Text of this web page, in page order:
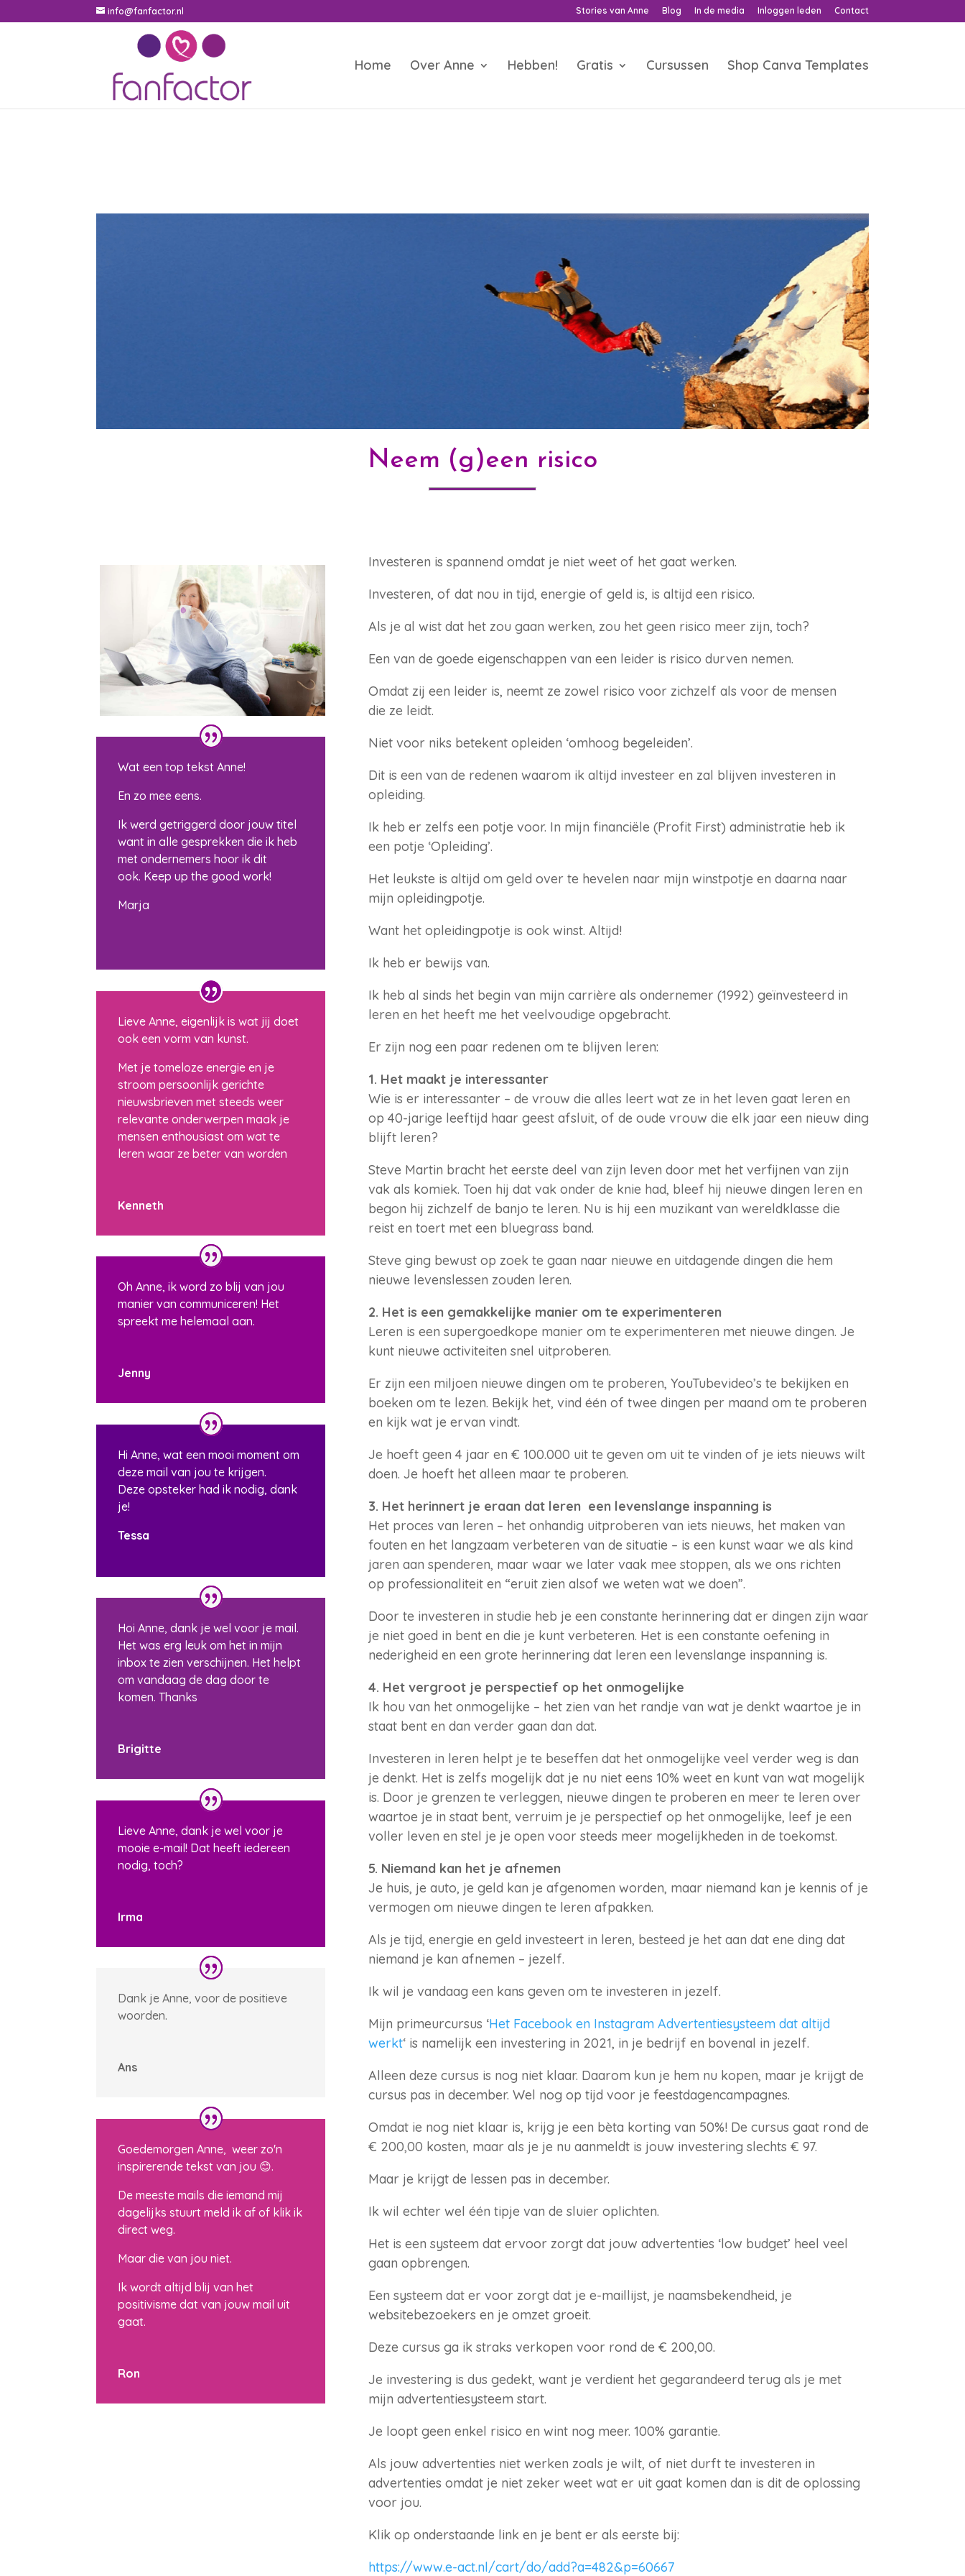
info@fanfactor.nl Stories van Anne Blog In de media Inloggen leden Contact
Home Over Anne Hebben! Gratis Cursussen Shop Canva Templates
Neem (g)een risico
Wat een top tekst Anne!
En zo mee eens.
Ik werd getriggerd door jouw titel
want in alle gesprekken die ik heb
met ondernemers hoor ik dit
ook. Keep up the good work!
Marja
Lieve Anne, eigenlijk is wat jij doet
ook een vorm van kunst.
Met je tomeloze energie en je
stroom persoonlijk gerichte
nieuwsbrieven met steeds weer
relevante onderwerpen maak je
mensen enthousiast om wat te
leren waar ze beter van worden
Kenneth
Oh Anne, ik word zo blij van jou
manier van communiceren! Het
spreekt me helemaal aan.
Jenny
Hi Anne, wat een mooi moment om
deze mail van jou te krijgen.
Deze opsteker had ik nodig, dank
je!
Tessa
Hoi Anne, dank je wel voor je mail.
Het was erg leuk om het in mijn
inbox te zien verschijnen. Het helpt
om vandaag de dag door te
komen. Thanks
Brigitte
Lieve Anne, dank je wel voor je
mooie e-mail! Dat heeft iedereen
nodig, toch?
Irma
Dank je Anne, voor de positieve
woorden.
Ans
Goedemorgen Anne, weer zo'n
inspirerende tekst van jou 😊.
De meeste mails die iemand mij
dagelijks stuurt meld ik af of klik ik
direct weg.
Maar die van jou niet.
Ik wordt altijd blij van het
positivisme dat van jouw mail uit
gaat.
Ron
Investeren is spannend omdat je niet weet of het gaat werken.
Investeren, of dat nou in tijd, energie of geld is, is altijd een risico.
Als je al wist dat het zou gaan werken, zou het geen risico meer zijn, toch?
Een van de goede eigenschappen van een leider is risico durven nemen.
Omdat zij een leider is, neemt ze zowel risico voor zichzelf als voor de mensen
die ze leidt.
Niet voor niks betekent opleiden ‘omhoog begeleiden’.
Dit is een van de redenen waarom ik altijd investeer en zal blijven investeren in
opleiding.
Ik heb er zelfs een potje voor. In mijn financiële (Profit First) administratie heb ik
een potje ‘Opleiding’.
Het leukste is altijd om geld over te hevelen naar mijn winstpotje en daarna naar
mijn opleidingpotje.
Want het opleidingpotje is ook winst. Altijd!
Ik heb er bewijs van.
Ik heb al sinds het begin van mijn carrière als ondernemer (1992) geïnvesteerd in
leren en het heeft me het veelvoudige opgebracht.
Er zijn nog een paar redenen om te blijven leren:
1. Het maakt je interessanter
Wie is er interessanter – de vrouw die alles leert wat ze in het leven gaat leren en
op 40-jarige leeftijd haar geest afsluit, of de oude vrouw die elk jaar een nieuw ding
blijft leren?
Steve Martin bracht het eerste deel van zijn leven door met het verfijnen van zijn
vak als komiek. Toen hij dat vak onder de knie had, bleef hij nieuwe dingen leren en
begon hij zichzelf de banjo te leren. Nu is hij een muzikant van wereldklasse die
reist en toert met een bluegrass band.
Steve ging bewust op zoek te gaan naar nieuwe en uitdagende dingen die hem
nieuwe levenslessen zouden leren.
2. Het is een gemakkelijke manier om te experimenteren
Leren is een supergoedkope manier om te experimenteren met nieuwe dingen. Je
kunt nieuwe activiteiten snel uitproberen.
Er zijn een miljoen nieuwe dingen om te proberen, YouTubevideo’s te bekijken en
boeken om te lezen. Bekijk het, vind één of twee dingen per maand om te proberen
en kijk wat je ervan vindt.
Je hoeft geen 4 jaar en € 100.000 uit te geven om uit te vinden of je iets nieuws wilt
doen. Je hoeft het alleen maar te proberen.
3. Het herinnert je eraan dat leren een levenslange inspanning is
Het proces van leren – het onhandig uitproberen van iets nieuws, het maken van
fouten en het langzaam verbeteren van de situatie – is een kunst waar we als kind
jaren aan spenderen, maar waar we later vaak mee stoppen, als we ons richten
op professionaliteit en “eruit zien alsof we weten wat we doen”.
Door te investeren in studie heb je een constante herinnering dat er dingen zijn waar
je niet goed in bent en die je kunt verbeteren. Het is een constante oefening in
nederigheid en een grote herinnering dat leren een levenslange inspanning is.
4. Het vergroot je perspectief op het onmogelijke
Ik hou van het onmogelijke – het zien van het randje van wat je denkt waartoe je in
staat bent en dan verder gaan dan dat.
Investeren in leren helpt je te beseffen dat het onmogelijke veel verder weg is dan
je denkt. Het is zelfs mogelijk dat je nu niet eens 10% weet en kunt van wat mogelijk
is. Door je grenzen te verleggen, nieuwe dingen te proberen en meer te leren over
waartoe je in staat bent, verruim je je perspectief op het onmogelijke, leef je een
voller leven en stel je je open voor steeds meer mogelijkheden in de toekomst.
5. Niemand kan het je afnemen
Je huis, je auto, je geld kan je afgenomen worden, maar niemand kan je kennis of je
vermogen om nieuwe dingen te leren afpakken.
Als je tijd, energie en geld investeert in leren, besteed je het aan dat ene ding dat
niemand je kan afnemen – jezelf.
Ik wil je vandaag een kans geven om te investeren in jezelf.
Mijn primeurcursus ‘Het Facebook en Instagram Advertentiesysteem dat altijd
werkt‘ is namelijk een investering in 2021, in je bedrijf en bovenal in jezelf.
Alleen deze cursus is nog niet klaar. Daarom kun je hem nu kopen, maar je krijgt de
cursus pas in december. Wel nog op tijd voor je feestdagencampagnes.
Omdat ie nog niet klaar is, krijg je een bèta korting van 50%! De cursus gaat rond de
€ 200,00 kosten, maar als je je nu aanmeldt is jouw investering slechts € 97.
Maar je krijgt de lessen pas in december.
Ik wil echter wel één tipje van de sluier oplichten.
Het is een systeem dat ervoor zorgt dat jouw advertenties ‘low budget’ heel veel
gaan opbrengen.
Een systeem dat er voor zorgt dat je e-maillijst, je naamsbekendheid, je
websitebezoekers en je omzet groeit.
Deze cursus ga ik straks verkopen voor rond de € 200,00.
Je investering is dus gedekt, want je verdient het gegarandeerd terug als je met
mijn advertentiesysteem start.
Je loopt geen enkel risico en wint nog meer. 100% garantie.
Als jouw advertenties niet werken zoals je wilt, of niet durft te investeren in
advertenties omdat je niet zeker weet wat er uit gaat komen dan is dit de oplossing
voor jou.
Klik op onderstaande link en je bent er als eerste bij:
https://www.e-act.nl/cart/do/add?a=482&p=60667